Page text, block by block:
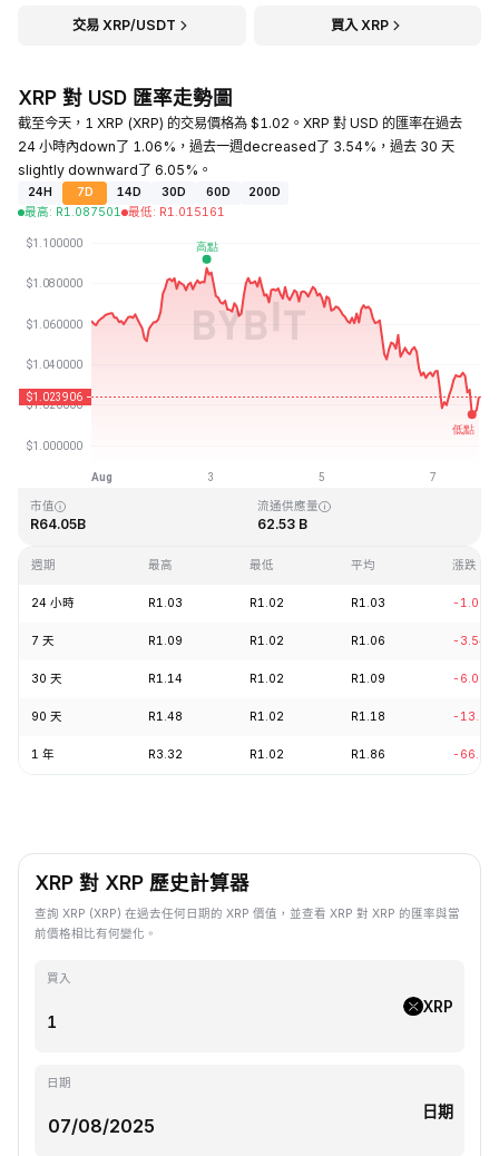
交易 XRP/USDT 買入 XRP
XRP 對 USD 匯率走勢圖
截至今天，1 XRP (XRP) 的交易價格為 $1.02。XRP 對 USD 的匯率在過去
24 小時內down了 1.06%，過去一週decreased了 3.54%，過去 30 天
slightly downward了 6.05%。
24H 7D 14D 30D 60D
200D
最高: R1.087501 最低: R1.015161
歷史最高價格
R0.002686
市值
R64.05B
流通供應量
62.53 B
週期 最高 最低 平均 漲跌
24 小時 R1.03 R1.02 R1.03 -1.06%
7 天 R1.09 R1.02 R1.06 -3.54%
30 天 R1.14 R1.02 R1.09 -6.05%
90 天 R1.48 R1.02 R1.18 -
1 年 R3.32 R1.02 R1.86 -
XRP 對 XRP 歷史計算器
查詢 XRP (XRP) 在過去任何日期的 XRP 價值，並查看 XRP 對 XRP 的匯率與當
前價格相比有何變化。
買入
XRP
日期
日期